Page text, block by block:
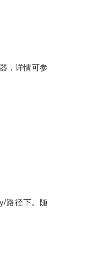
，详情可参
路径下。随